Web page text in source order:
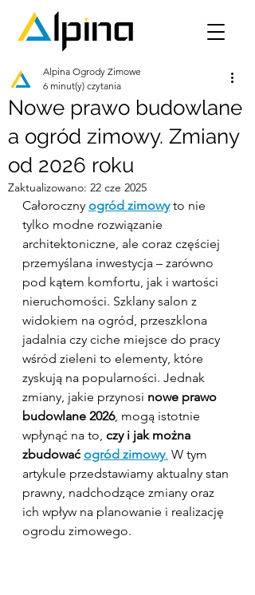
Nowe prawo budowlane
a ogród zimowy. Zmiany
od 2026 roku
Alpina Ogrody Zimowe
6 minut(y) czytania
Zaktualizowano: 22 cze 2025
Całoroczny ogród zimowy to nie
tylko modne rozwiązanie
architektoniczne, ale coraz częściej
przemyślana inwestycja – zarówno
pod kątem komfortu, jak i wartości
nieruchomości. Szklany salon z
widokiem na ogród, przeszklona
jadalnia czy ciche miejsce do pracy
wśród zieleni to elementy, które
zyskują na popularności. Jednak
zmiany, jakie przynosi nowe prawo
budowlane 2026, mogą istotnie
wpłynąć na to, czy i jak można
zbudować ogród zimowy. W tym
artykule przedstawiamy aktualny stan
prawny, nadchodzące zmiany oraz
ich wpływ na planowanie i realizację
ogrodu zimowego.